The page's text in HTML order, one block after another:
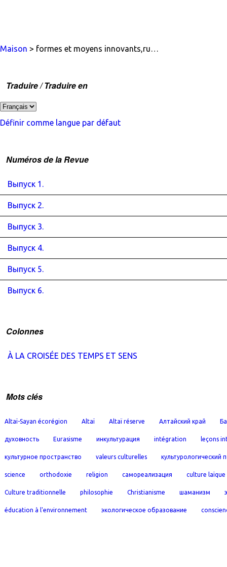
Maison > formes et moyens innovants,ru…
Traduire / Traduire en
Définir comme langue par défaut
Numéros de la Revue
Выпуск 1.
Выпуск 2.
Выпуск 3.
Выпуск 4.
Выпуск 5.
Выпуск 6.
Colonnes
À LA CROISÉE DES TEMPS ET SENS
Mots clés
Altaï-Sayan écorégion Altaï Altaï réserve Алтайский край
духовность Eurasisme инкультурация intégration leçons
культурное пространство valeurs culturelles культурологический
science orthodoxie religion самореализация culture laïque
Culture traditionnelle philosophie Christianisme шаманизм
éducation à l'environnement экологическое образование